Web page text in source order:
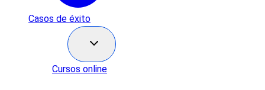
Casos de éxito
Cursos online